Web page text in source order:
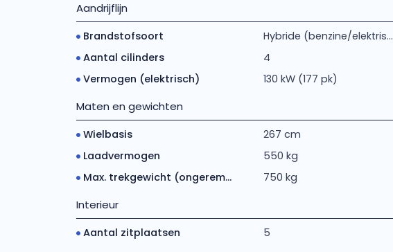
Aandrijflijn
Brandstofsoort Hybride (benzine/elektris...
Aantal cilinders
4
Vermogen (elektrisch)
130 kW (177 pk)
Maten en gewichten
Wielbasis 267 cm
Laadvermogen
550 kg
Max. trekgewicht (ongerem...
750 kg
Interieur
Aantal zitplaatsen 5